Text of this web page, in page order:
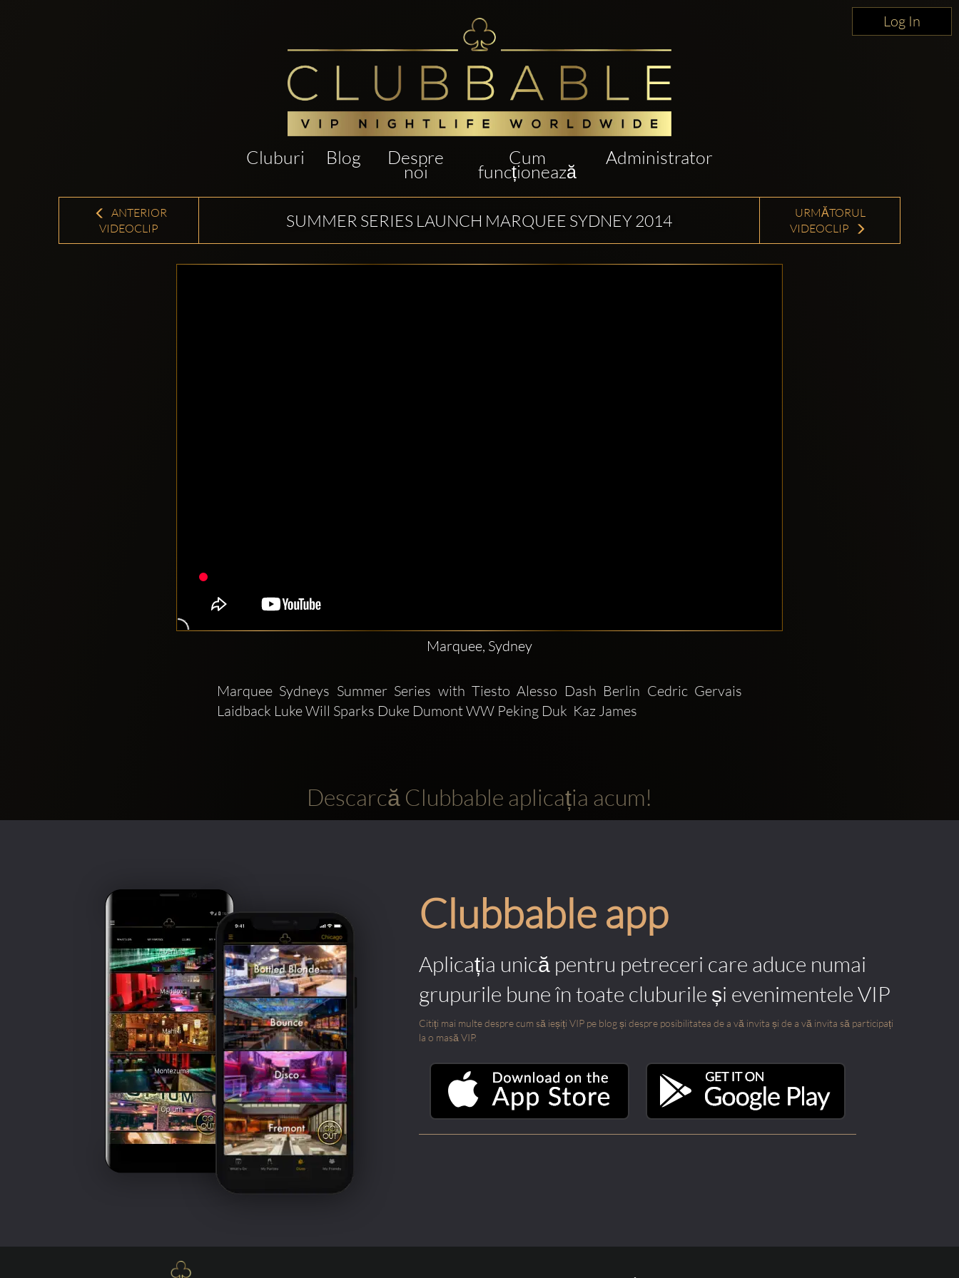
Log In
Cluburi Blog Despre
noi
Cum
funcționează
Administrator
ANTERIOR
VIDEOCLIP
SUMMER SERIES LAUNCH MARQUEE SYDNEY 2014
URMĂTORUL
VIDEOCLIP
Marquee, Sydney
Marquee Sydneys Summer Series with Tiesto Alesso Dash Berlin Cedric Gervais
Laidback Luke Will Sparks Duke Dumont WW Peking Duk  Kaz James
Descarcă Clubbable aplicația acum!
Clubbable app
Aplicația unică pentru petreceri care aduce numai
grupurile bune în toate cluburile și evenimentele VIP
Citiți mai multe despre cum să ieșiți VIP pe blog și despre posibilitatea de a vă invita și de a vă invita să participați
la o masă VIP.